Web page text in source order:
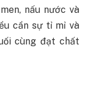
nấu nước và
cần sự tỉ mỉ và
cùng đạt chất